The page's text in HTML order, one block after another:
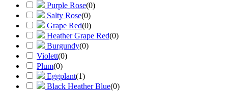
Purple Rose(0)
Salty Rose(0)
Grape Red(0)
Heather Grape Red(0)
Burgundy(0)
Violett(0)
Plum(0)
Eggplant(1)
Black Heather Blue(0)